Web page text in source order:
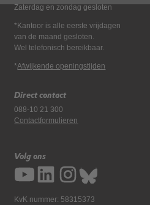
Zaterdag en zondag gesloten
*Kantoor is alle eerste vrijdagen
van de maand gesloten.
Wel telefonisch bereikbaar.
*Afwijkende openingstijden
Direct contact
088-10 21 300
Contactformulieren
Volg ons
KvK nummer: 58315373